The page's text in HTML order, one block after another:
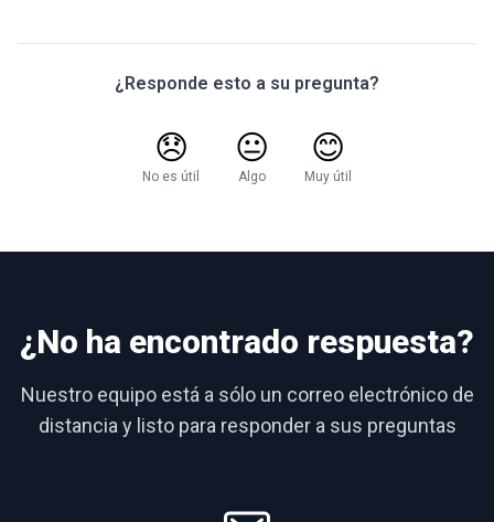
¿Responde esto a su pregunta?
😞
No es útil
😐
Algo
😊
Muy útil
¿No ha encontrado respuesta?
Nuestro equipo está a sólo un correo electrónico de
distancia y listo para responder a sus preguntas